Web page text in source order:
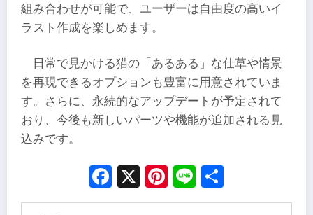
組み合わせが可能で、ユーザーは自由度の高いイ
ラスト作成を楽しめます。
日常で見かける猫の「あるある」な仕草や情景
を再現できるオプションも豊富に用意されていま
す。さらに、永続的なアップデートが予定されて
おり、今後も新しいパーツや機能が追加される見
込みです。
Facebook
X Pinterest
Line